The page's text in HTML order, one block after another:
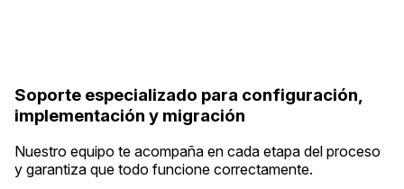
Soporte especializado para configuración,
implementación y migración
Nuestro equipo te acompaña en cada etapa del proceso
y garantiza que todo funcione correctamente.